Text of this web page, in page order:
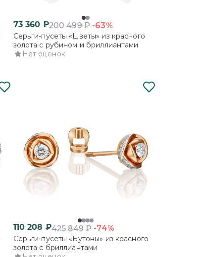
73 360 ₽200 499₽ -63%
Серьги-пусеты «Цветы» из красного
золота с рубином и бриллиантами
Нет оценок
110 208 ₽425 849₽ -74%
Серьги-пусеты «Бутоны» из красного
золота с бриллиантами